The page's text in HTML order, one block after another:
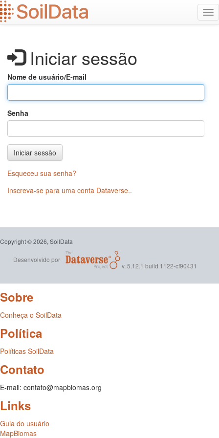
Ir
para
o
Iniciar sessão
Nome de usuário/E-mail
Senha
Iniciar sessão
Esqueceu sua senha?
Inscreva-se para uma conta Dataverse..
Copyright © 2026, SoilData
Desenvolvido por
v. 5.12.1 build 1122-cf90431
Sobre
Conheça o SoilData
Política
Políticas SoilData
Contato
E-mail: contato@mapbiomas.org
Links
Guia do usuário
MapBiomas